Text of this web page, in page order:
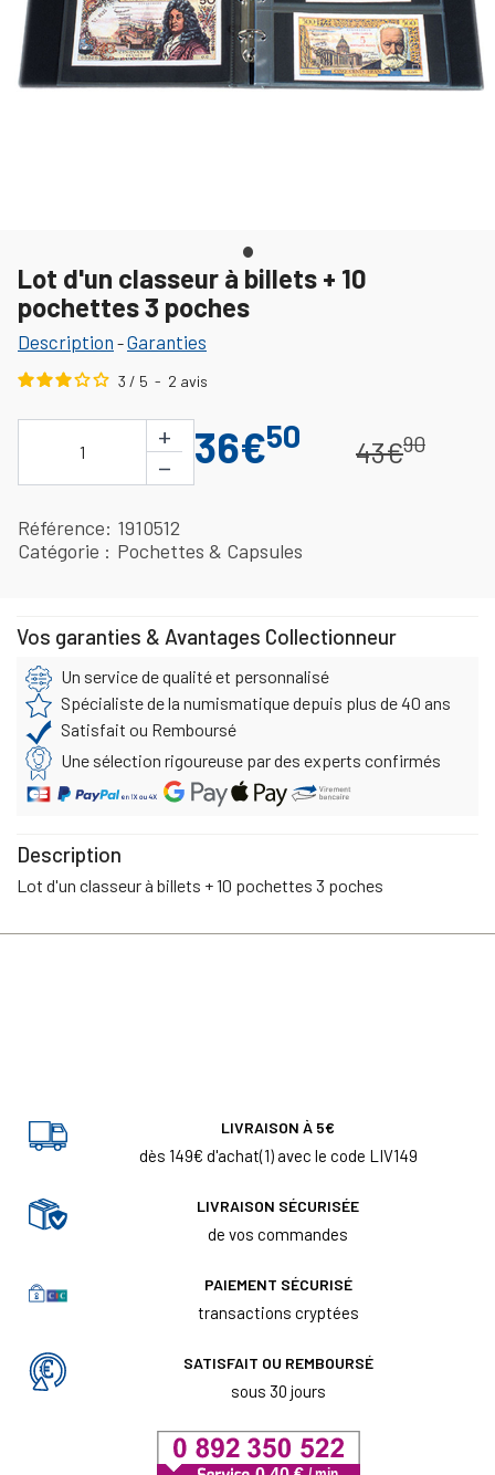
Lot d'un classeur à billets + 10
pochettes 3 poches
Description -Garanties
3 / 5 - 2 avis
1
+
−
36€50 43€90
Référence 1910512
Catégorie
Pochettes & Capsules
Vos garanties & Avantages Collectionneur
Un service de qualité et personnalisé
Spécialiste de la numismatique depuis plus de 40 ans
Satisfait ou Remboursé
Une sélection rigoureuse par des experts confirmés
Description
Lot d'un classeur à billets + 10 pochettes 3 poches
LIVRAISON À 5€
dès 149€ d'achat(1) avec le code LIV149
LIVRAISON SÉCURISÉE
de vos commandes
PAIEMENT SÉCURISÉ
transactions cryptées
SATISFAIT OU REMBOURSÉ
sous 30 jours